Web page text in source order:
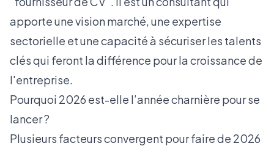
apporte une vision marché, une expertise
sectorielle et une capacité à sécuriser les talents
clés qui feront la différence pour la croissance de
l'entreprise.
Pourquoi 2026 est-elle l’année charnière pour se
lancer ?
Plusieurs facteurs convergent pour faire de 2026